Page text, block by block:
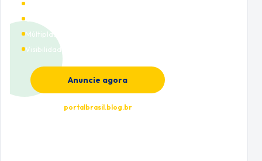
Cobertura nacional
Múltiplas categorias
Visibilidade premium
Anuncie agora
portalbrasil.blog.br